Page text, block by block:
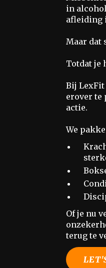
in
afleiding
Maar dat
Totdat je
Bij LexFit
erover te
actie.
We
Of je nu
terug te